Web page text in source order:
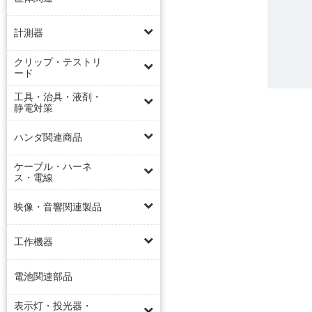
計測器
クリップ・テストリ
ード
工具・治具・液剤・
静電対策
ハンダ関連商品
ケーブル・ハーネ
ス・電線
映像・音響関連製品
工作機器
電池関連部品
表示灯・投光器・